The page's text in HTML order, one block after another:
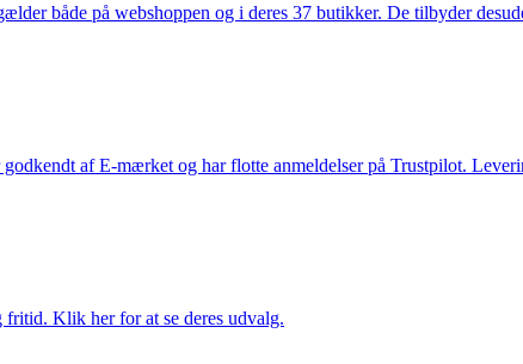
både på webshoppen og i deres 37 butikker. De tilbyder
af E-mærket og har flotte anmeldelser på Trustpilot.
Klik her for at se deres udvalg.